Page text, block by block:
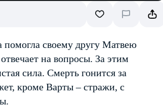
помогла своему другу Матвею
на вопросы. За этим
сила. Смерть гонится за
кроме Варты – стражи, с